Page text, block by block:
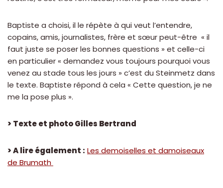
Baptiste a choisi, il le répète à qui veut l’entendre,
copains, amis, journalistes, frère et sœur peut-être « il
faut juste se poser les bonnes questions » et celle-ci
en particulier « demandez vous toujours pourquoi vous
venez au stade tous les jours » c’est du Steinmetz dans
le texte. Baptiste répond à cela « Cette question, je ne
me la pose plus ».
> Texte et photo Gilles Bertrand
> A lire également : Les demoiselles et damoiseaux
de Brumath